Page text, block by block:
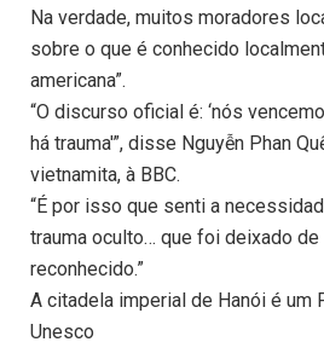
Na verdade, muitos moradores
sobre o que é conhecido
americana”.
“O discurso oficial é: ‘nós
há trauma'”, disse Nguyễn Phan
vietnamita, à BBC.
“É por isso que senti a
trauma oculto… que foi deixado de
reconhecido.”
A citadela imperial de Hanói é um
Unesco